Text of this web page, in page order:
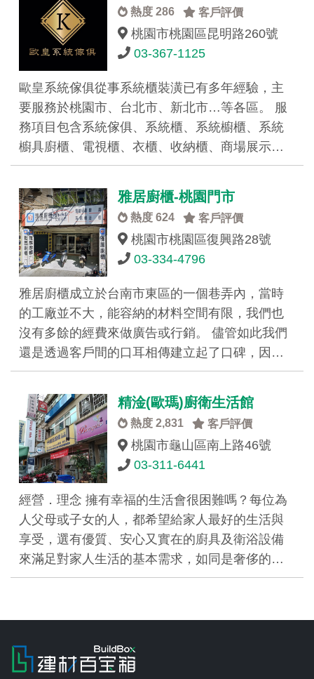
熱度 286 客戶評價
桃園市桃園區昆明路260號
03-367-1125
歐皇系統傢俱從事系統櫃裝潢已有多年經驗，主
要服務於桃園市、台北市、新北市…等各區。 服
務項目包含系統傢俱、系統櫃、系統櫥櫃、系統
櫥具廚櫃、電視櫃、衣櫃、收納櫃、商場展示…
雅居廚櫃-桃園門市
熱度 624 客戶評價
桃園市桃園區復興路28號
03-334-4796
雅居廚櫃成立於台南市東區的一個巷弄內，當時
的工廠並不大，能容納的材料空間有限，我們也
沒有多餘的經費來做廣告或行銷。 儘管如此我們
還是透過客戶間的口耳相傳建立起了口碑，因…
精淦(歐瑪)廚衛生活館
熱度 2,831 客戶評價
桃園市龜山區南上路46號
03-311-6441
經營．理念 擁有幸福的生活會很困難嗎？每位為
人父母或子女的人，都希望給家人最好的生活與
享受，選有優質、安心又實在的廚具及衛浴設備
來滿足對家人生活的基本需求，如同是奢侈的…